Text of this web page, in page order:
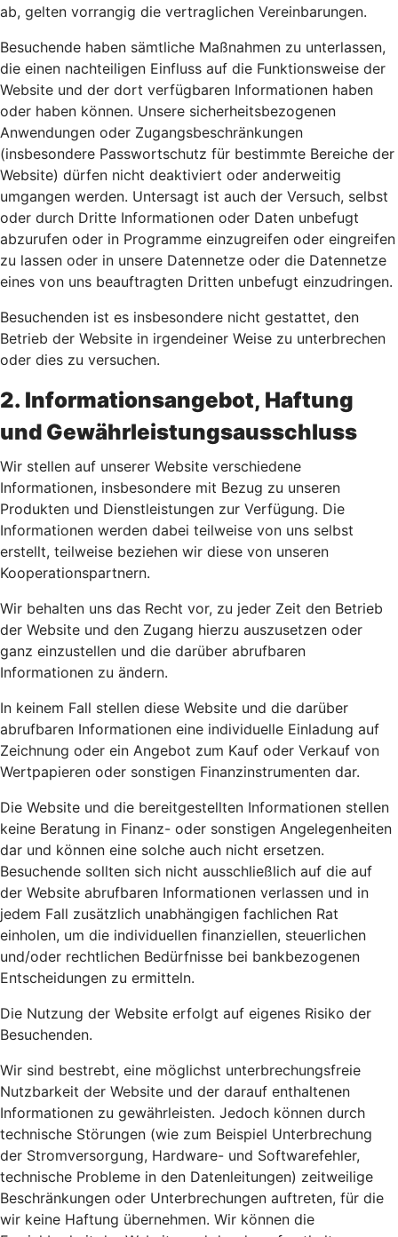
ab, gelten vorrangig die vertraglichen Vereinbarungen.
Besuchende haben sämtliche Maßnahmen zu unterlassen,
die einen nachteiligen Einfluss auf die Funktionsweise der
Website und der dort verfügbaren Informationen haben
oder haben können. Unsere sicherheitsbezogenen
Anwendungen oder Zugangsbeschränkungen
(insbesondere Passwortschutz für bestimmte Bereiche der
Website) dürfen nicht deaktiviert oder anderweitig
umgangen werden. Untersagt ist auch der Versuch, selbst
oder durch Dritte Informationen oder Daten unbefugt
abzurufen oder in Programme einzugreifen oder eingreifen
zu lassen oder in unsere Datennetze oder die Datennetze
eines von uns beauftragten Dritten unbefugt einzudringen.
Besuchenden ist es insbesondere nicht gestattet, den
Betrieb der Website in irgendeiner Weise zu unterbrechen
oder dies zu versuchen.
2. Informationsangebot, Haftung
und Gewährleistungsausschluss
Wir stellen auf unserer Website verschiedene
Informationen, insbesondere mit Bezug zu unseren
Produkten und Dienstleistungen zur Verfügung. Die
Informationen werden dabei teilweise von uns selbst
erstellt, teilweise beziehen wir diese von unseren
Kooperationspartnern.
Wir behalten uns das Recht vor, zu jeder Zeit den Betrieb
der Website und den Zugang hierzu auszusetzen oder
ganz einzustellen und die darüber abrufbaren
Informationen zu ändern.
In keinem Fall stellen diese Website und die darüber
abrufbaren Informationen eine individuelle Einladung auf
Zeichnung oder ein Angebot zum Kauf oder Verkauf von
Wertpapieren oder sonstigen Finanzinstrumenten dar.
Die Website und die bereitgestellten Informationen stellen
keine Beratung in Finanz- oder sonstigen Angelegenheiten
dar und können eine solche auch nicht ersetzen.
Besuchende sollten sich nicht ausschließlich auf die auf
der Website abrufbaren Informationen verlassen und in
jedem Fall zusätzlich unabhängigen fachlichen Rat
einholen, um die individuellen finanziellen, steuerlichen
und/oder rechtlichen Bedürfnisse bei bankbezogenen
Entscheidungen zu ermitteln.
Die Nutzung der Website erfolgt auf eigenes Risiko der
Besuchenden.
Wir sind bestrebt, eine möglichst unterbrechungsfreie
Nutzbarkeit der Website und der darauf enthaltenen
Informationen zu gewährleisten. Jedoch können durch
technische Störungen (wie zum Beispiel Unterbrechung
der Stromversorgung, Hardware- und Softwarefehler,
technische Probleme in den Datenleitungen) zeitweilige
Beschränkungen oder Unterbrechungen auftreten, für die
wir keine Haftung übernehmen. Wir können die